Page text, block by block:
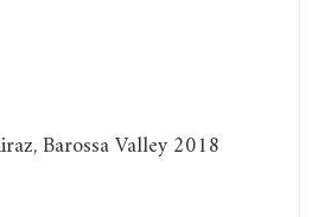
Barossa Valley 2018